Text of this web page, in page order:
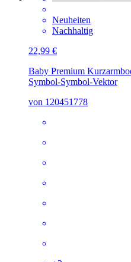
Neuheiten
Nachhaltig
22,99 €
Baby Premium
Symbol-Symbol-Vektor
von 120451778